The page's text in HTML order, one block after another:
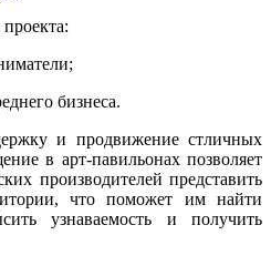
бизнеса.
и продвижение стличных
в арт-павильонах позволяет
производителей представить
что поможет им найти
узнаваемость и получить